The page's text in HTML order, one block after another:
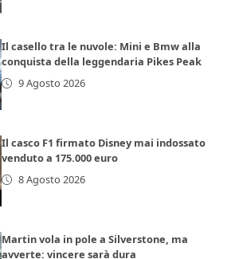
Il casello tra le nuvole: Mini e Bmw alla
conquista della leggendaria Pikes Peak
9 Agosto 2026
Il casco F1 firmato Disney mai indossato
venduto a 175.000 euro
8 Agosto 2026
Martin vola in pole a Silverstone, ma
avverte: vincere sarà dura